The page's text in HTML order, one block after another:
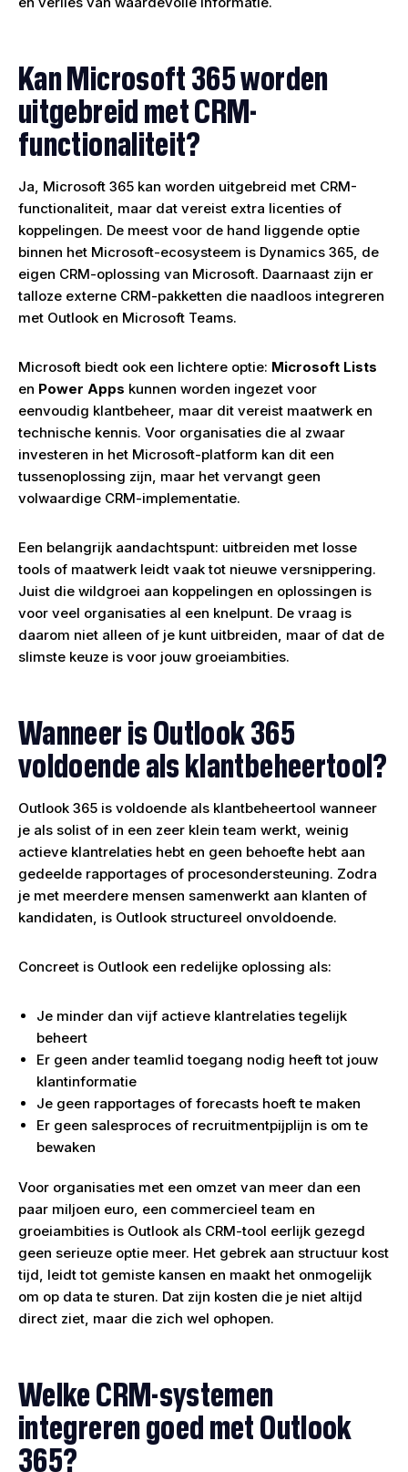
Kan Microsoft 365 worden
uitgebreid met CRM-
functionaliteit?
Ja, Microsoft 365 kan worden uitgebreid met CRM-
functionaliteit, maar dat vereist extra licenties of
koppelingen. De meest voor de hand liggende optie
binnen het Microsoft-ecosysteem is Dynamics 365, de
eigen CRM-oplossing van Microsoft. Daarnaast zijn er
talloze externe CRM-pakketten die naadloos integreren
met Outlook en Microsoft Teams.
Microsoft biedt ook een lichtere optie: Microsoft Lists
en Power Apps kunnen worden ingezet voor
eenvoudig klantbeheer, maar dit vereist maatwerk en
technische kennis. Voor organisaties die al zwaar
investeren in het Microsoft-platform kan dit een
tussenoplossing zijn, maar het vervangt geen
volwaardige CRM-implementatie.
Een belangrijk aandachtspunt: uitbreiden met losse
tools of maatwerk leidt vaak tot nieuwe versnippering.
Juist die wildgroei aan koppelingen en oplossingen is
voor veel organisaties al een knelpunt. De vraag is
daarom niet alleen of je kunt uitbreiden, maar of dat de
slimste keuze is voor jouw groeiambities.
Wanneer is Outlook 365
voldoende als klantbeheertool?
Outlook 365 is voldoende als klantbeheertool wanneer
je als solist of in een zeer klein team werkt, weinig
actieve klantrelaties hebt en geen behoefte hebt aan
gedeelde rapportages of procesondersteuning. Zodra
je met meerdere mensen samenwerkt aan klanten of
kandidaten, is Outlook structureel onvoldoende.
Concreet is Outlook een redelijke oplossing als:
Je minder dan vijf actieve klantrelaties tegelijk
beheert
Er geen ander teamlid toegang nodig heeft tot jouw
klantinformatie
Je geen rapportages of forecasts hoeft te maken
Er geen salesproces of recruitmentpijplijn is om te
bewaken
Voor organisaties met een omzet van meer dan een
paar miljoen euro, een commercieel team en
groeiambities is Outlook als CRM-tool eerlijk gezegd
geen serieuze optie meer. Het gebrek aan structuur kost
tijd, leidt tot gemiste kansen en maakt het onmogelijk
om op data te sturen. Dat zijn kosten die je niet altijd
direct ziet, maar die zich wel ophopen.
Welke CRM-systemen
integreren goed met Outlook
365?